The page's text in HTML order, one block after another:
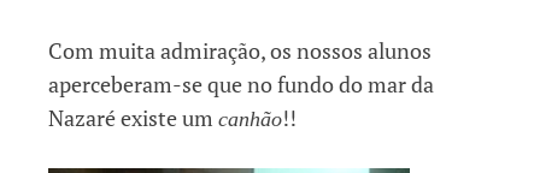
Com muita admiração, os nossos alunos
aperceberam-se que no fundo do mar da
Nazaré existe um canhão!!